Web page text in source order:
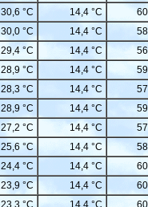
30,6 °C 14,4 °C
30,0 °C 14,4 °C
29,4 °C 14,4 °C
28,9 °C 14,4 °C
28,3 °C 14,4 °C
28,9 °C 14,4 °C
27,2 °C 14,4 °C
25,6 °C 14,4 °C
24,4 °C 14,4 °C
23,9 °C 14,4 °C
23,3 °C 14,4 °C